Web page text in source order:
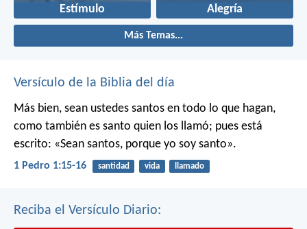
Estímulo Alegría
Más Temas...
Versículo de la Biblia del día
Más bien, sean ustedes santos en todo lo que hagan,
como también es santo quien los llamó; pues está
escrito: «Sean santos, porque yo soy santo».
1 Pedro 1:15-16 santidad vida llamado
Reciba el Versículo Diario: